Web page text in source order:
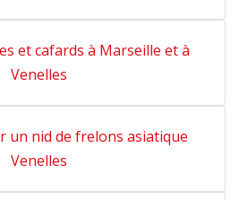
et cafards à Marseille et à
Venelles
un nid de frelons asiatique
Venelles